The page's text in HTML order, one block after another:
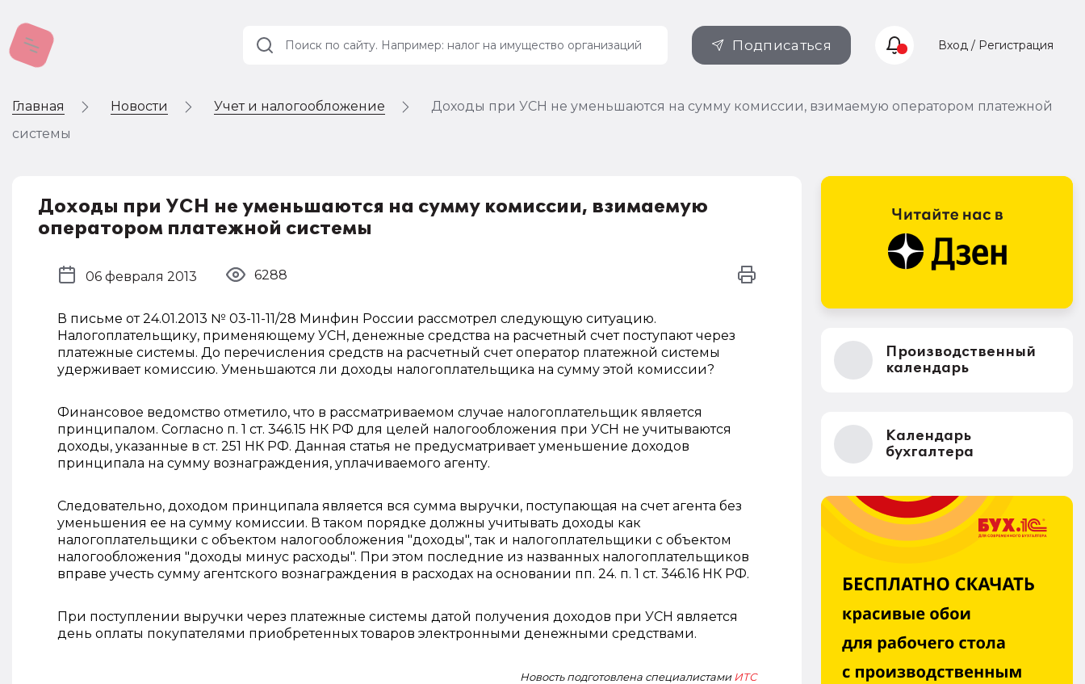
Подписаться Вход / Регистрация
Главная Новости Учет и налогообложение
Доходы при УСН не уменьшаются на сумму комиссии, взимаемую оператором платежной
системы
Доходы при УСН не уменьшаются на сумму комиссии, взимаемую
оператором платежной системы
06 февраля 2013 6288
В письме от 24.01.2013 № 03-11-11/28 Минфин России рассмотрел следующую ситуацию.
Налогоплательщику, применяющему УСН, денежные средства на расчетный счет поступают через
платежные системы. До перечисления средств на расчетный счет оператор платежной системы
удерживает комиссию. Уменьшаются ли доходы налогоплательщика на сумму этой комиссии?
Финансовое ведомство отметило, что в рассматриваемом случае налогоплательщик является
принципалом. Согласно п. 1 ст. 346.15 НК РФ для целей налогообложения при УСН не учитываются
доходы, указанные в ст. 251 НК РФ. Данная статья не предусматривает уменьшение доходов
принципала на сумму вознаграждения, уплачиваемого агенту.
Следовательно, доходом принципала является вся сумма выручки, поступающая на счет агента без
уменьшения ее на сумму комиссии. В таком порядке должны учитывать доходы как
налогоплательщики с объектом налогообложения "доходы", так и налогоплательщики с объектом
налогообложения "доходы минус расходы". При этом последние из названных налогоплательщиков
вправе учесть сумму агентского вознаграждения в расходах на основании пп. 24. п. 1 ст. 346.16 НК РФ.
При поступлении выручки через платежные системы датой получения доходов при УСН является
день оплаты покупателями приобретенных товаров электронными денежными средствами.
Новость подготовлена специалистами ИТС
Производственный
календарь
Календарь
бухгалтера
Учет и
налогообложение